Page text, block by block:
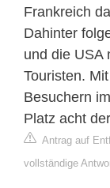
Frankreich
Dahinter
und die USA
Touristen.
Besuchern
Platz acht
Antrag auf
vollständige